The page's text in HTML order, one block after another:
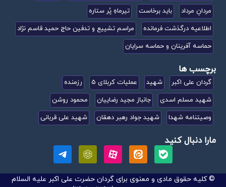
مردانِ مرداد
باید برخاست
تیرماهِ پُر ستاره
اطلاعیه درگذشت فرمانده
مراسم تشییع و تدفین حاج حمید قاسم نژاد
حماسه آفرینان و حماسه سرایان
برچسب ها
گردان علی اکبر شهید عملیات کربلای 5
رزمنده
شهید مسلم اسدی
جانباز مجید رضاییان
محمود روشن
وصیتنامه شهدا
شهید جواد رهبر دهقان شهید علی قربانی
مارا دنبال کنید
© کلیه حقوق مادی و معنوی برای گردان حضرت علی اکبر علیه السلام